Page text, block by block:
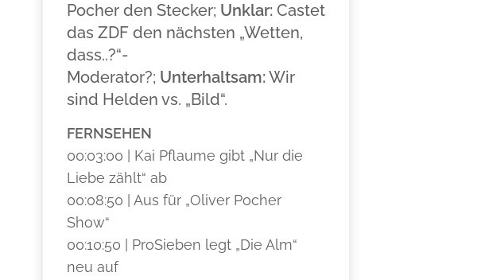
Pocher den Stecker; Unklar: Castet
das ZDF den nächsten „Wetten,
dass..?“-
Moderator?; Unterhaltsam: Wir
sind Helden vs. „Bild“.
FERNSEHEN
00:03:00 | Kai Pflaume gibt „Nur die
Liebe zählt“ ab
00:08:50 | Aus für „Oliver Pocher
Show“
00:10:50 | ProSieben legt „Die Alm“
neu auf